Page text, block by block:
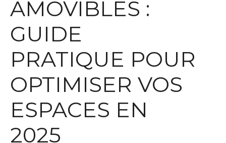
AMOVIBLES :
GUIDE
PRATIQUE POUR
OPTIMISER VOS
ESPACES EN
2025